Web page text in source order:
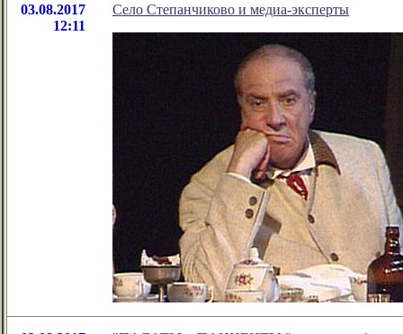
03.08.2017
12:11
Село Степанчиково и медиа-эксперты